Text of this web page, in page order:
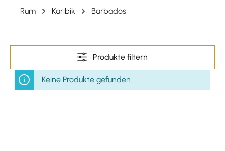
Rum Karibik Barbados
Produkte filtern
Keine Produkte gefunden.